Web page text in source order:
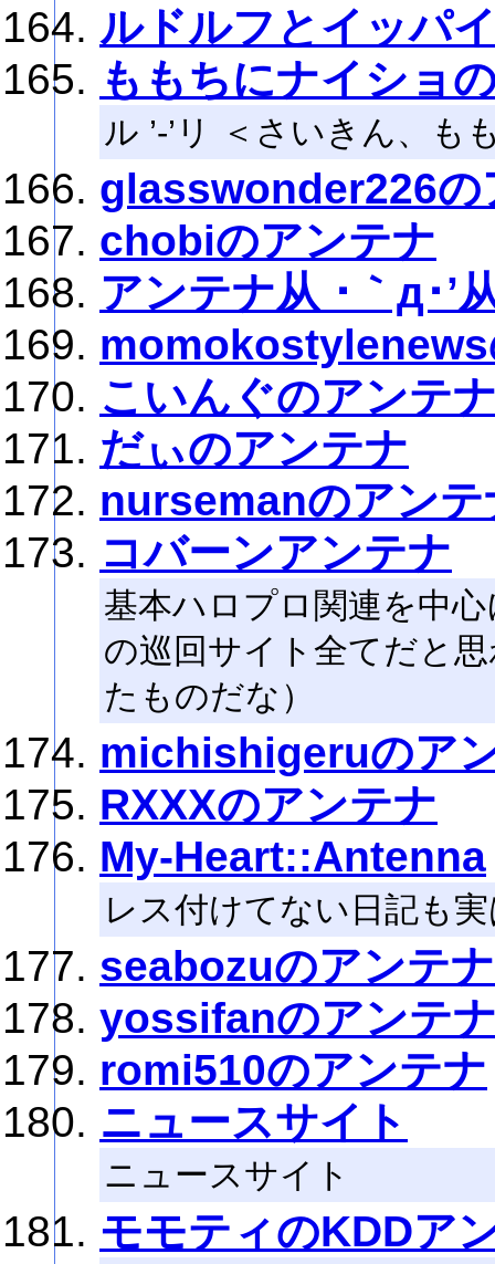
ルドルフとイッパ
ももちにナイショ
ル ’‐’リ ＜さいきん、
glasswonder226の
chobiのアンテナ
アンテナ从 ･｀д･’
momokostylenews
こいんぐのアンテ
だぃのアンテナ
nursemanのアンテ
コバーンアンテナ
基本ハロプロ関連を中
の巡回サイト全てだと
たものだな）
michishigeruのア
RXXXのアンテナ
My-Heart::Antenna
レス付けてない日記も
seabozuのアンテナ
yossifanのアンテ
romi510のアンテナ
ニュースサイト
ニュースサイト
モモティのKDDア